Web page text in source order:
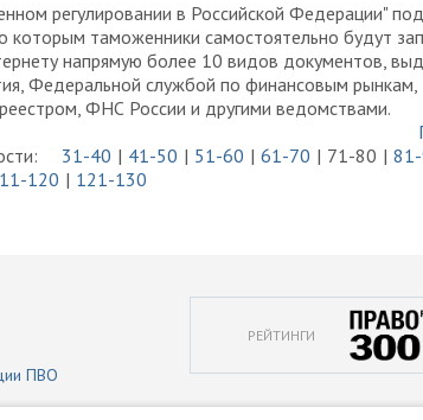
регулировании в Российской Федерации"
которым таможенники самостоятельно будут
напрямую более 10 видов документов,
Федеральной службой по финансовым рынкам,
ФНС России и другими ведомствами.
31-40 41-50 51-60 61-70 71-80
120 121-130
ПВО
РЕЙТИНГИ
данных